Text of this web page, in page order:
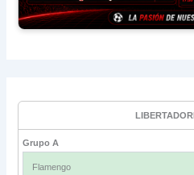
Grupo A
Flamengo